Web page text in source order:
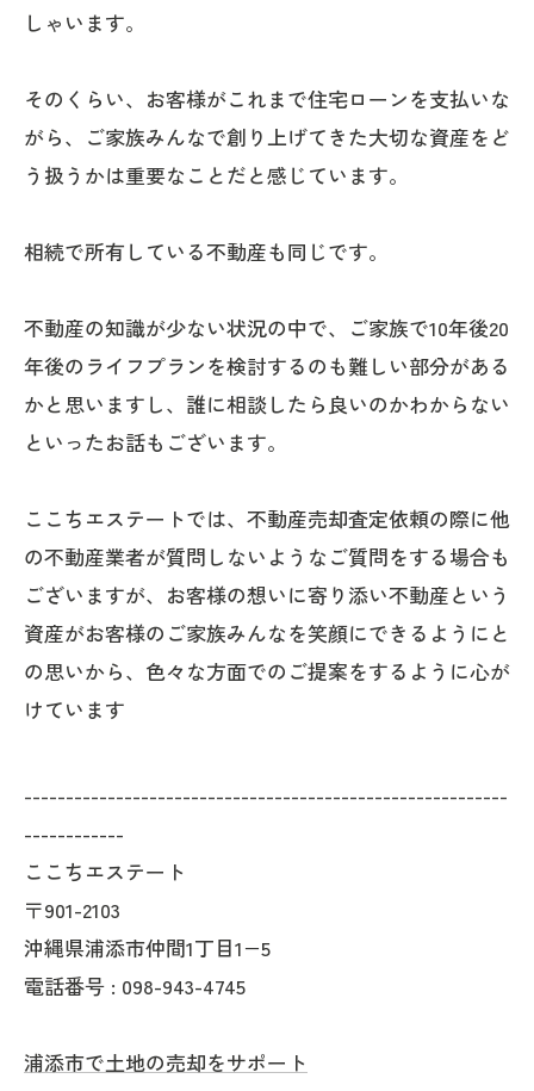
しゃいます。
そのくらい、お客様がこれまで住宅ローンを支払いな
がら、ご家族みんなで創り上げてきた大切な資産をど
う扱うかは重要なことだと感じています。
相続で所有している不動産も同じです。
不動産の知識が少ない状況の中で、ご家族で10年後20
年後のライフプランを検討するのも難しい部分がある
かと思いますし、誰に相談したら良いのかわからない
といったお話もございます。
ここちエステートでは、不動産売却査定依頼の際に他
の不動産業者が質問しないようなご質問をする場合も
ございますが、お客様の想いに寄り添い不動産という
資産がお客様のご家族みんなを笑顔にできるようにと
の思いから、色々な方面でのご提案をするように心が
けています
----------------------------------------------------------
------------
ここちエステート
〒901-2103
沖縄県浦添市仲間1丁目1−5
電話番号 : 098-943-4745
浦添市で土地の売却をサポート